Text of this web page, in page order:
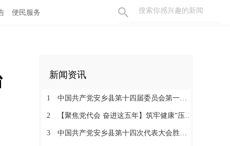
便民服务
新闻资讯
1 中国共产党安乡县第十四届委员会第一次全体会议召开
2 【聚焦党代会 奋进这五年】筑牢健康“压舱石” 书写安乡“大民生”
3 中国共产党安乡县第十四次代表大会胜利闭幕